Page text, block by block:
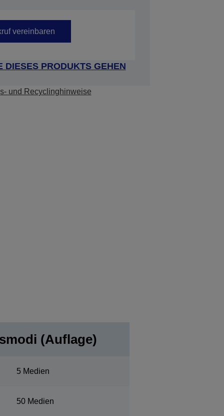
vereinbaren
DIESES PRODUKTS GEHEN
und Recyclinghinweise
(Auflage)
5 Medien
50 Medien